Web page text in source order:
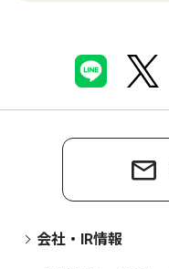
会社・IR情報